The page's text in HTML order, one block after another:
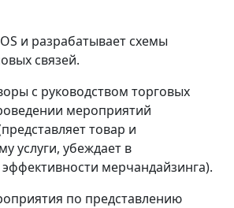
и разрабатывает схемы
связей.
с руководством торговых
мероприятий
товар и
услуги, убеждает в
мерчандайзинга).
по представлению